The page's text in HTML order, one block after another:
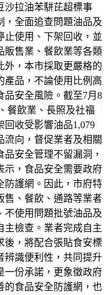
沙拉油苯駢芘超標事
，全面追查問題油品及
止使用、下架回收，並
販售業、餐飲業等各類
外，本市採取更嚴格的
產品，不論使用比例高
品安全風險。截至7月8
餐飲業、長照及社福
收受影響油品1,079
流向，督促業者及相關
安全管理不留漏洞，
示，食品安全需要政府
防護網。因此，市府特
售、餐飲、通路等業者
不使用問題批號油品及
主檢查。業者完成自主
後，將配合張貼食安標
辨識便利性，共同提升
一份承諾，更象徵政府
的食品安全防護網，也